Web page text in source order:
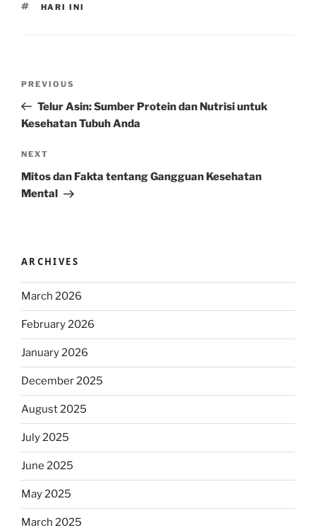
TAGS
HARI INI
Previous
Post
PREVIOUS
Telur Asin: Sumber Protein dan Nutrisi untuk
Kesehatan Tubuh Anda
Next
Post
NEXT
Mitos dan Fakta tentang Gangguan Kesehatan
Mental
ARCHIVES
March 2026
February 2026
January 2026
December 2025
August 2025
July 2025
June 2025
May 2025
March 2025